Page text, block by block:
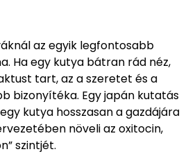
az egyik legfontosabb
Ha egy kutya bátran rád néz,
tart, az a szeretet és a
bizonyítéka. Egy japán kutatás
kutya hosszasan a gazdájára
növeli az oxitocin,
szintjét.